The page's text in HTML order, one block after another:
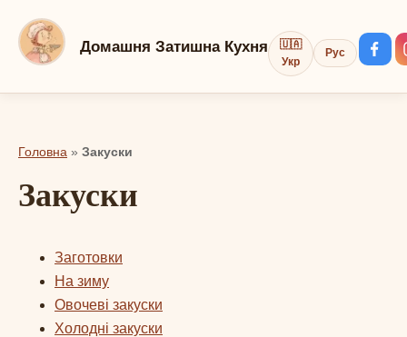
вмісту
Домашня Затишна Кухня
🇺🇦
Укр
Рус
Головна » Закуски
Закуски
Заготовки
На зиму
Овочеві закуски
Холодні закуски